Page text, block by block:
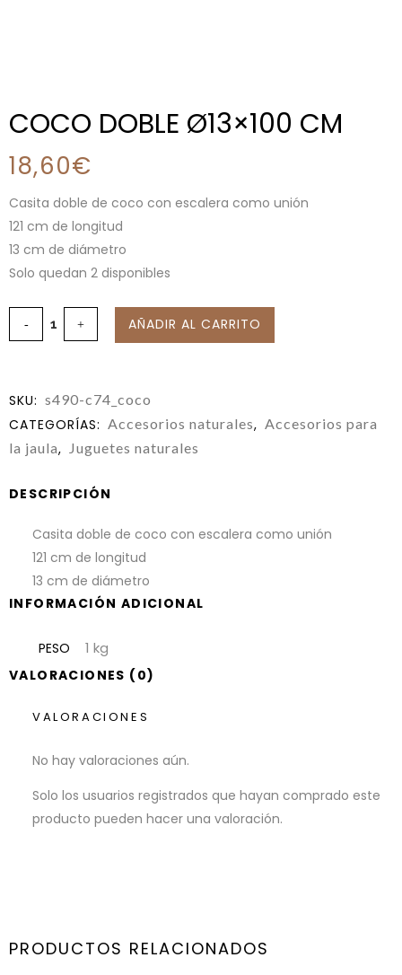
COCO DOBLE Ø13×100 CM
18,60€
Casita doble de coco con escalera como unión
121 cm de longitud
13 cm de diámetro
Solo quedan 2 disponibles
AÑADIR AL CARRITO
SKU: s490-c74_coco
CATEGORÍAS: Accesorios naturales, Accesorios para
la jaula, Juguetes naturales
DESCRIPCIÓN
Casita doble de coco con escalera como unión
121 cm de longitud
13 cm de diámetro
INFORMACIÓN ADICIONAL
PESO 1 kg
VALORACIONES (0)
VALORACIONES
No hay valoraciones aún.
Solo los usuarios registrados que hayan comprado este
producto pueden hacer una valoración.
PRODUCTOS RELACIONADOS